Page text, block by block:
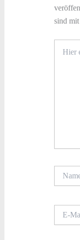
sind mit
Mail-